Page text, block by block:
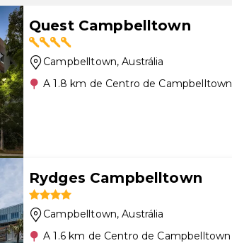
Quest Campbelltown
Campbelltown, Austrália
A 1.8 km de Centro de Campbelltown
Rydges Campbelltown
Campbelltown, Austrália
A 1.6 km de Centro de Campbelltown